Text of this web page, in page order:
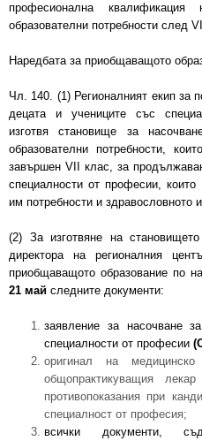
професионална
образователни потребности след
Наредбата за приобщаващото
Чл. 140. (1) Регионалният екип за
децата и учениците със
изготвя становище за
образователни потребности,
завършен VII клас, за
специалности от професии,
им потребности и здравословното
(2) За изготвяне на
директора на регионалния
приобщаващото образование по
21 май следните документи:
заявление за насочване
специалности от професии
оригинал на
общопрактикуващия
противопоказания при
специалност от професия;
всички документи,